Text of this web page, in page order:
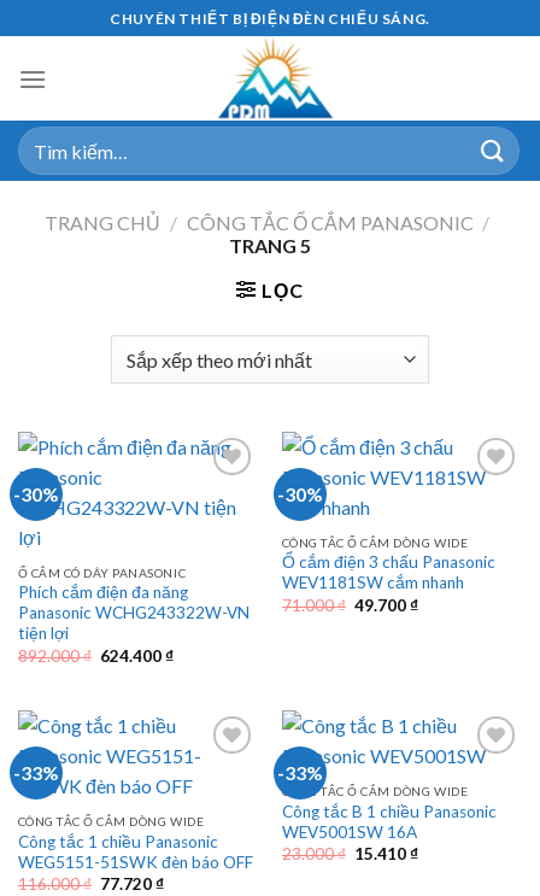
to
content
CHUYÊN THIẾT BỊ ĐIỆN ĐÈN CHIẾU SÁNG.
Tìm
kiếm:
TRANG CHỦ / CÔNG TẮC Ổ CẮM PANASONIC /
TRANG 5
LỌC
-30%
Ổ CẮM CÓ DÂY PANASONIC
Phích cắm điện đa năng
Panasonic WCHG243322W-VN
tiện lợi
892.000₫ Giá
624.400₫Giá
624.400 ₫.
-30%
CÔNG TẮC Ổ CẮM DÒNG WIDE
Ổ cắm điện 3 chấu Panasonic
WEV1181SW cắm nhanh
71.000₫ Giá
49.700₫Giá
-33%
CÔNG TẮC Ổ CẮM DÒNG WIDE
Công tắc 1 chiều Panasonic
WEG5151-51SWK đèn báo OFF
116.000₫ Giá
77.720₫Giá
-33%
CÔNG TẮC Ổ CẮM DÒNG WIDE
Công tắc B 1 chiều Panasonic
WEV5001SW 16A
23.000₫ Giá
15.410₫Giá